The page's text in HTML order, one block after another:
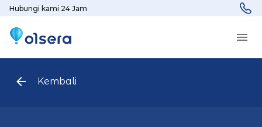
Hubungi kami 24 Jam
Kembali